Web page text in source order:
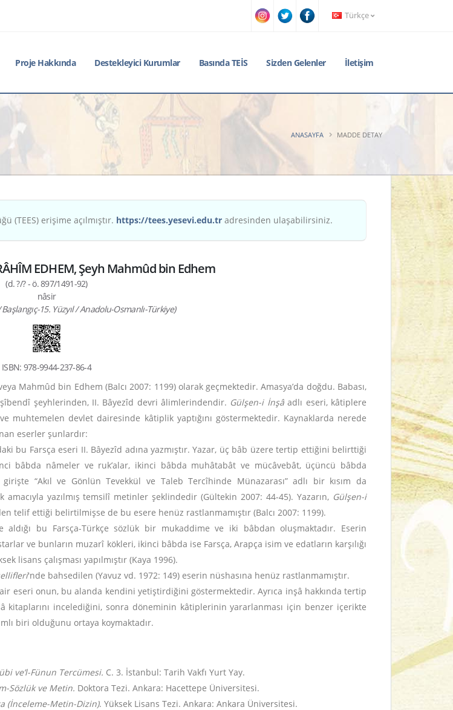
Türkçe
Proje Hakkında Destekleyici Kurumlar Basında TEİS Sizden Gelenler İletişim
ANASAYFA MADDE DETAY
(TEES) erişime açılmıştır. https://tees.yesevi.edu.tr adresinden ulaşabilirsiniz.
EDHEM, Şeyh Mahmûd bin Edhem
(d. ?/? - ö. 897/1491-92)
nâsir
Başlangıç-15. Yüzyıl / Anadolu-Osmanlı-Türkiye)
ISBN: 978-9944-237-86-4
Mahmûd bin Edhem (Balcı 2007: 1199) olarak geçmektedir. Amasya’da doğdu. Babası,
şeyhlerinden, II. Bâyezîd devri âlimlerindendir. Gülşen-i İnşâadlı eseri, kâtiplere
devlet dairesinde kâtiplik yaptığını göstermektedir. Kaynaklarda nerede
eserler şunlardır:
bu Farsça eseri II. Bâyezîd adına yazmıştır. Yazar, üç bâb üzere tertip ettiğini belirttiği
bâbda nâmeler ve ruk’alar, ikinci bâbda muhâtabât ve mücâvebât, üçüncü bâbda
“Akıl ve Gönlün Tevekkül ve Taleb Tercîhinde Münazarası” adlı bir kısım da
yazılmış temsilî metinler şeklindedir (Gültekin 2007: 44-45). Yazarın, Gülşen-i
telif ettiği belirtilmişse de bu esere henüz rastlanmamıştır (Balcı 2007: 1199).
aldığı bu Farsça-Türkçe sözlük bir mukaddime ve iki bâbdan oluşmaktadır. Eserin
ve bunların muzarî kökleri, ikinci bâbda ise Farsça, Arapça isim ve edatların karşılığı
lisans çalışması yapılmıştır (Kaya 1996).
'nde bahsedilen (Yavuz vd. 1972: 149) eserin nüshasına henüz rastlanmamıştır.
eseri onun, bu alanda kendini yetiştirdiğini göstermektedir. Ayrıca inşâ hakkında tertip
kitaplarını incelediğini, sonra döneminin kâtiplerinin yararlanması için benzer içerikte
biri olduğunu ortaya koymaktadır.
ve’l-Fünun Tercümesi. C. 3. İstanbul: Tarih Vakfı Yurt Yay.
Sözlük ve Metin. Doktora Tezi. Ankara: Hacettepe Üniversitesi.
(İnceleme-Metin-Dizin). Yüksek Lisans Tezi. Ankara: Ankara Üniversitesi.